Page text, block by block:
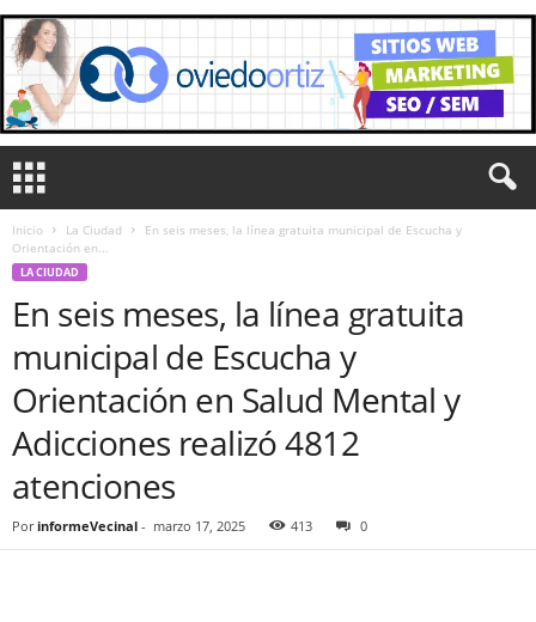
Inicio La Ciudad
En seis meses, la línea gratuita municipal de Escucha y
Orientación en...
LA CIUDAD
En seis meses, la línea gratuita
municipal de Escucha y
Orientación en Salud Mental y
Adicciones realizó 4812
atenciones
Por informeVecinal - marzo 17, 2025 413 0